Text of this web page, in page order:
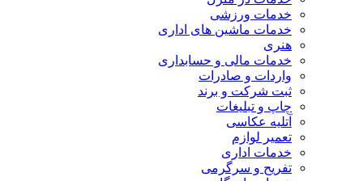
خدمات ورزشی
خدمات ماشین های اداری
هنری
خدمات مالی و حسابداری
واردات و صادرات
ثبت شرکت و برند
چاپ و تبلیغات
آتلیه عکاسی
تعمیر لوازم
خدمات اداری
تفریح و سرگرمی